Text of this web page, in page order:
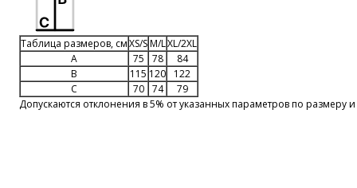
Таблица размеров, смXS/SM/LXL/2XL
A
75 78
84
B
115 120
122
C
70 74
79
Допускаются отклонения в 5% от указанных параметров по размеру и